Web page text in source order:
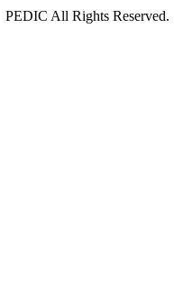
All Rights Reserved.